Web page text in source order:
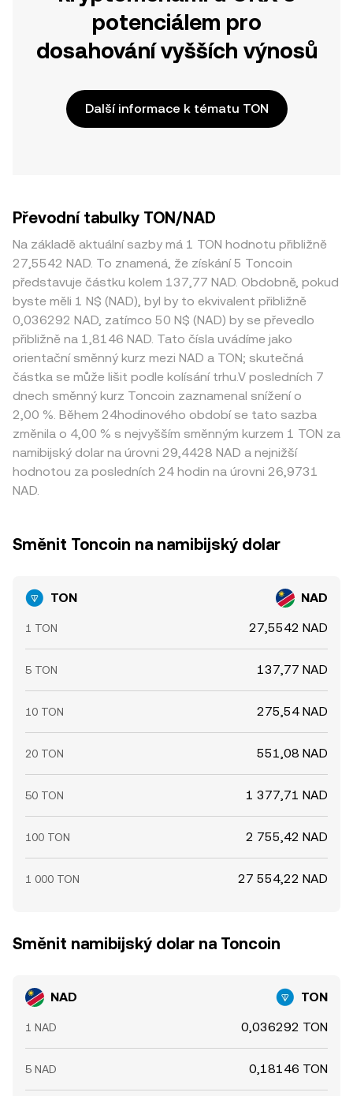
potenciálem pro
dosahování vyšších výnosů
Další informace k tématu TON
Převodní tabulky TON/NAD
Na základě aktuální sazby má 1 TON hodnotu přibližně
27,5542 NAD. To znamená, že získání 5 Toncoin
představuje částku kolem 137,77 NAD. Obdobně, pokud
byste měli 1 N$ (NAD), byl by to ekvivalent přibližně
0,036292 NAD, zatímco 50 N$ (NAD) by se převedlo
přibližně na 1,8146 NAD. Tato čísla uvádíme jako
orientační směnný kurz mezi NAD a TON; skutečná
částka se může lišit podle kolísání trhu.V posledních 7
dnech směnný kurz Toncoin zaznamenal snížení o
2,00 %. Během 24hodinového období se tato sazba
změnila o 4,00 % s nejvyšším směnným kurzem 1 TON za
namibijský dolar na úrovni 29,4428 NAD a nejnižší
hodnotou za posledních 24 hodin na úrovni 26,9731
NAD.
Směnit Toncoin na namibijský dolar
TON NAD
1 TON 27,5542 NAD
5 TON 137,77 NAD
10 TON 275,54 NAD
20 TON 551,08 NAD
50 TON 1 377,71 NAD
100 TON 2 755,42 NAD
1 000 TON 27 554,22 NAD
Směnit namibijský dolar na Toncoin
NAD TON
1 NAD 0,036292 TON
5 NAD 0,18146 TON